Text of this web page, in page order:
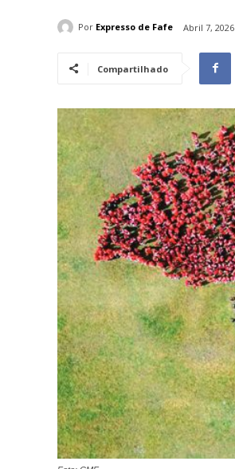
Por Expresso de Fafe Abril 7, 2026
Compartilhado